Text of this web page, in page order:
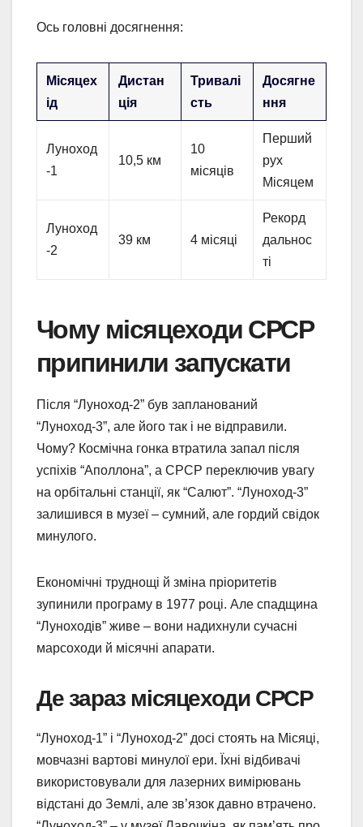
Ось головні досягнення:
Місяцех
ід
Дистан
ція
Тривалі
сть
Досягне
ння
Луноход
-1
10,5 км
10
місяців
Перший
рух
Місяцем
Луноход
-2
39 км 4 місяці
Рекорд
дальнос
ті
Чому місяцеходи СРСР
припинили запускати
Після “Луноход-2” був запланований
“Луноход-3”, але його так і не відправили.
Чому? Космічна гонка втратила запал після
успіхів “Аполлона”, а СРСР переключив увагу
на орбітальні станції, як “Салют”. “Луноход-3”
залишився в музеї – сумний, але гордий свідок
минулого.
Економічні труднощі й зміна пріоритетів
зупинили програму в 1977 році. Але спадщина
“Луноходів” живе – вони надихнули сучасні
марсоходи й місячні апарати.
Де зараз місяцеходи СРСР
“Луноход-1” і “Луноход-2” досі стоять на Місяці,
мовчазні вартові минулої ери. Їхні відбивачі
використовували для лазерних вимірювань
відстані до Землі, але зв’язок давно втрачено.